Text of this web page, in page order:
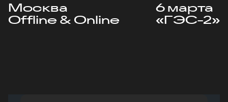
Москва
Offline & Online
6 марта
«ГЭС-2»